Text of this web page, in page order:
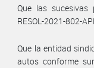
Que las sucesivas
RESOL-2021-802-
Que la entidad
autos conforme